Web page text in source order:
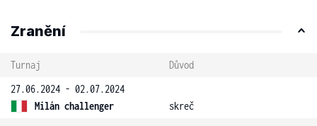
Zranění
Turnaj
Důvod
27.06.2024 - 02.07.2024
Milán challenger
skreč